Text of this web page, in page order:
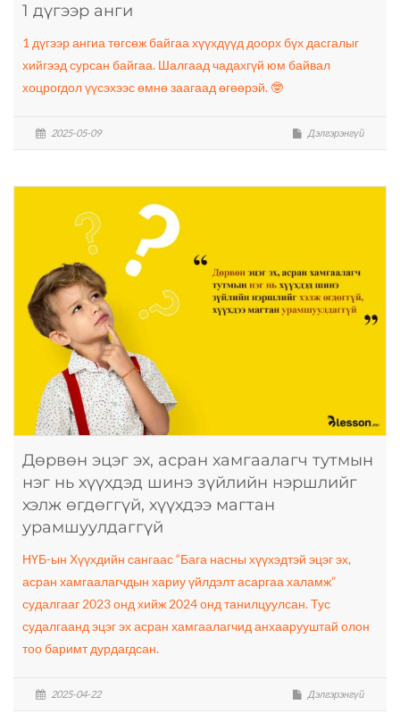
1 дүгээр анги
1 дүгээр ангиа төгсөж байгаа хүүхдүүд доорх бүх дасгалыг
хийгээд сурсан байгаа. Шалгаад чадахгүй юм байвал
хоцрогдол үүсэхээс өмнө заагаад өгөөрэй. 🤓
2025-05-09 Дэлгэрэнгүй
Дөрвөн эцэг эх, асран хамгаалагч тутмын
нэг нь хүүхдэд шинэ зүйлийн нэршлийг
хэлж өгдөггүй, хүүхдээ магтан
урамшуулдаггүй
НҮБ-ын Хүүхдийн сангаас “Бага насны хүүхэдтэй эцэг эх,
асран хамгаалагчдын хариу үйлдэлт асаргаа халамж”
судалгааг 2023 онд хийж 2024 онд танилцуулсан. Тус
судалгаанд эцэг эх асран хамгаалагчид анхаарууштай олон
тоо баримт дурдагдсан.
2025-04-22 Дэлгэрэнгүй